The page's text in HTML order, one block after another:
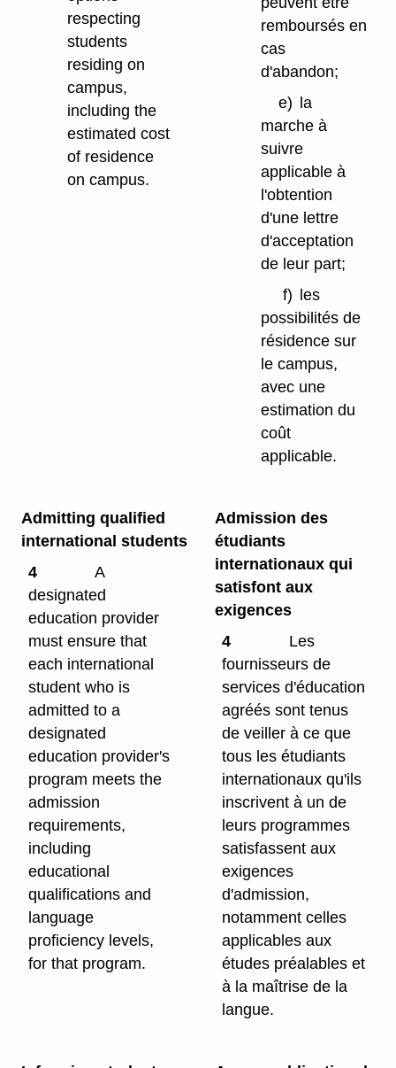
respecting
students
residing on
campus,
including the
estimated cost
of residence
on campus.
remboursés en
cas
d'abandon;
e)
la
marche à
suivre
applicable à
l'obtention
d'une lettre
d'acceptation
de leur part;
f) les
possibilités de
résidence sur
le campus,
avec une
estimation du
coût
applicable.
Admitting qualified
international students
4
A
designated
education provider
must ensure that
each international
student who is
admitted to a
designated
education provider's
program meets the
admission
requirements,
including
educational
qualifications and
language
proficiency levels,
for that program.
Admission des
étudiants
internationaux qui
satisfont aux
exigences
4
Les
fournisseurs de
services d'éducation
agréés sont tenus
de veiller à ce que
tous les étudiants
internationaux qu'ils
inscrivent à un de
leurs programmes
satisfassent aux
exigences
d'admission,
notamment celles
applicables aux
études préalables et
à la maîtrise de la
langue.